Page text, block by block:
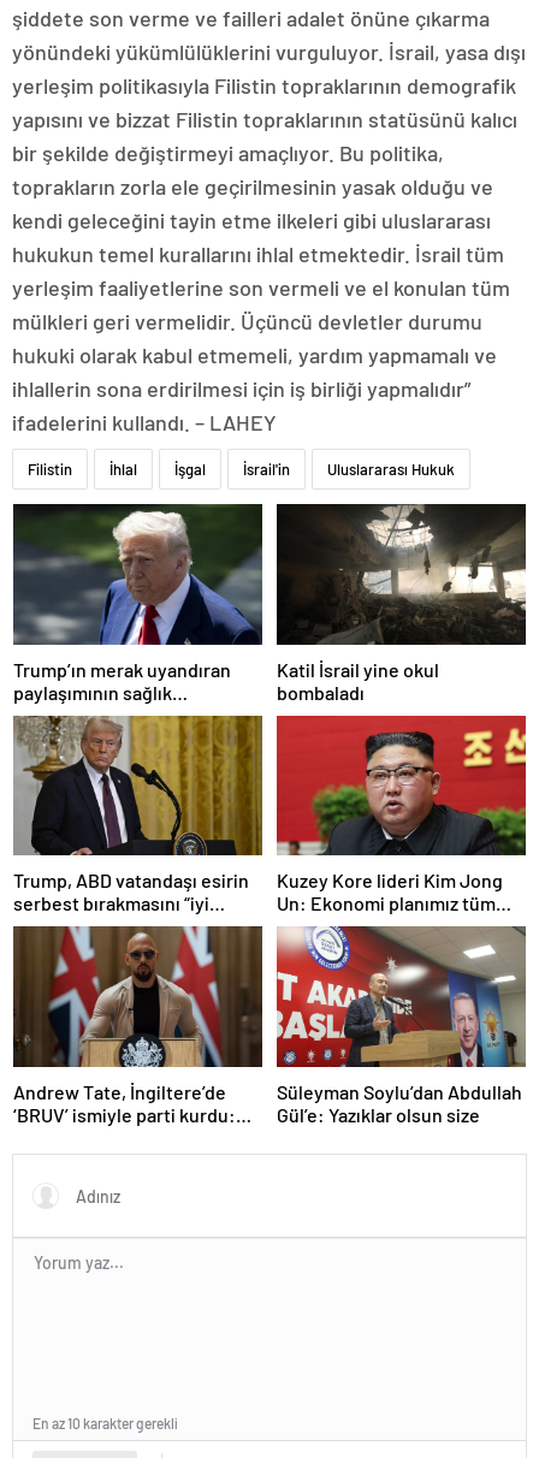
şiddete son verme ve failleri adalet önüne çıkarma
yönündeki yükümlülüklerini vurguluyor. İsrail, yasa dışı
yerleşim politikasıyla Filistin topraklarının demografik
yapısını ve bizzat Filistin topraklarının statüsünü kalıcı
bir şekilde değiştirmeyi amaçlıyor. Bu politika,
toprakların zorla ele geçirilmesinin yasak olduğu ve
kendi geleceğini tayin etme ilkeleri gibi uluslararası
hukukun temel kurallarını ihlal etmektedir. İsrail tüm
yerleşim faaliyetlerine son vermeli ve el konulan tüm
mülkleri geri vermelidir. Üçüncü devletler durumu
hukuki olarak kabul etmemeli, yardım yapmamalı ve
ihlallerin sona erdirilmesi için iş birliği yapmalıdır”
ifadelerini kullandı. – LAHEY
Filistin İhlal İşgal İsrail'in Uluslararası Hukuk
Trump’ın merak uyandıran
paylaşımının sağlık
sistemiyle ilgili kararname
olduğu anlaşıldı
Katil İsrail yine okul
bombaladı
Trump, ABD vatandaşı esirin
serbest bırakmasını “iyi
niyetle atılmış bir adım”
olarak değerlendirdi
Kuzey Kore lideri Kim Jong
Un: Ekonomi planımız tüm
sektörlerde başarısız oldu
Andrew Tate, İngiltere’de
‘BRUV’ ismiyle parti kurdu:
propagandasını
yasaklayacağız’
Süleyman Soylu’dan Abdullah
Gül’e: Yazıklar olsun size
En az 10 karakter gerekli